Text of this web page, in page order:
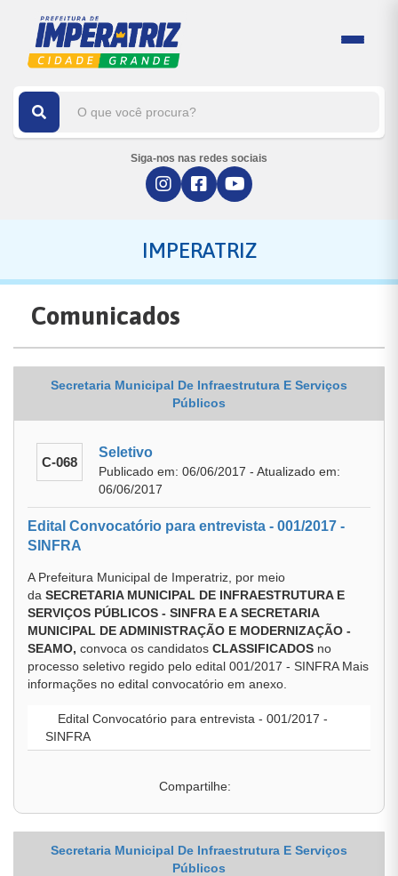
Siga-nos nas redes sociais
IMPERATRIZ
Comunicados
Secretaria Municipal De Infraestrutura E Serviços
Públicos
C-068
Seletivo
Publicado em: 06/06/2017 - Atualizado em:
06/06/2017
Edital Convocatório para entrevista - 001/2017 -
SINFRA
A Prefeitura Municipal de Imperatriz, por meio
da SECRETARIA MUNICIPAL DE INFRAESTRUTURA E
SERVIÇOS PÚBLICOS - SINFRA E A SECRETARIA
MUNICIPAL DE ADMINISTRAÇÃO E MODERNIZAÇÃO -
SEAMO, convoca os candidatos CLASSIFICADOS no
processo seletivo regido pelo edital 001/2017 - SINFRA Mais
informações no edital convocatório em anexo.
Edital Convocatório para entrevista - 001/2017 -
SINFRA
Compartilhe:
Secretaria Municipal De Infraestrutura E Serviços
Públicos